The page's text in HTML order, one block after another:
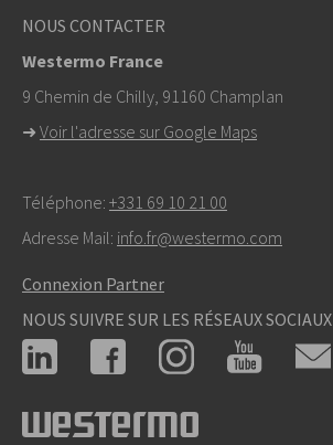
Pour toute demande d’assistance,
contacter le support technique
NOUS CONTACTER
Westermo France
9 Chemin de Chilly, 91160 Champlan
➜ Voir l'adresse sur Google Maps
Téléphone: +331 69 10 21 00
Adresse Mail: info.fr@westermo.com
Connexion Partner
NOUS SUIVRE SUR LES RÉSEAUX SOCIAUX